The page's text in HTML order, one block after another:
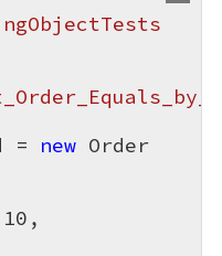
= new Order
10 ,